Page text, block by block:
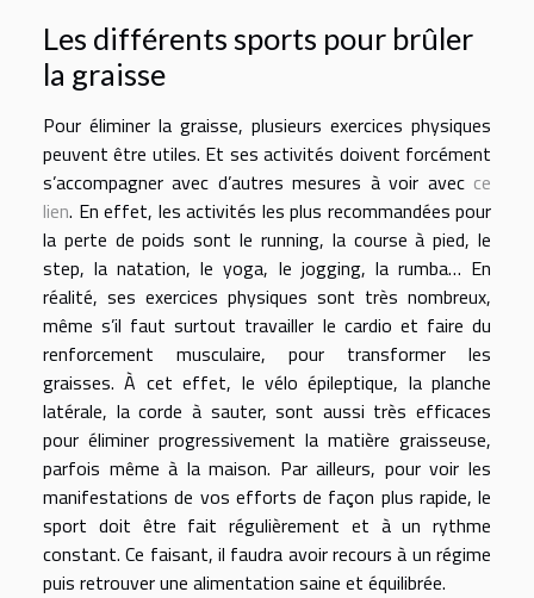
Les différents sports pour brûler
la graisse
Pour éliminer la graisse, plusieurs exercices physiques
peuvent être utiles. Et ses activités doivent forcément
s’accompagner avec d’autres mesures à voir avec ce
lien. En effet, les activités les plus recommandées pour
la perte de poids sont le running, la course à pied, le
step, la natation, le yoga, le jogging, la rumba… En
réalité, ses exercices physiques sont très nombreux,
même s’il faut surtout travailler le cardio et faire du
renforcement musculaire, pour transformer les
graisses. À cet effet, le vélo épileptique, la planche
latérale, la corde à sauter, sont aussi très efficaces
pour éliminer progressivement la matière graisseuse,
parfois même à la maison. Par ailleurs, pour voir les
manifestations de vos efforts de façon plus rapide, le
sport doit être fait régulièrement et à un rythme
constant. Ce faisant, il faudra avoir recours à un régime
puis retrouver une alimentation saine et équilibrée.